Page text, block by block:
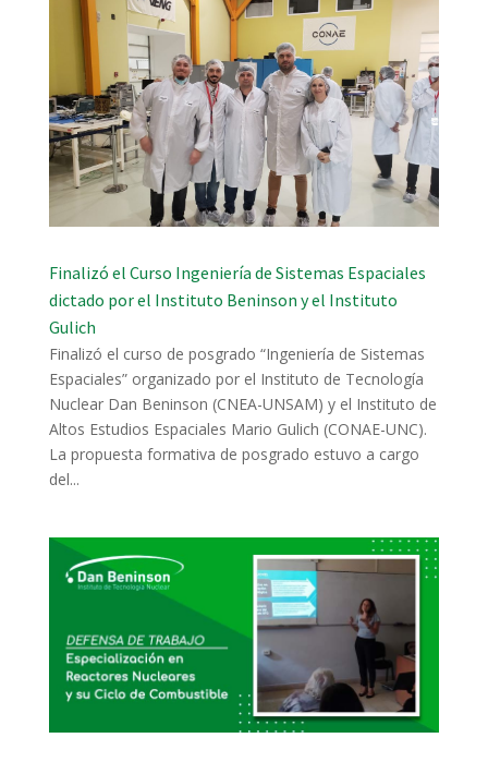
Finalizó el Curso Ingeniería de Sistemas Espaciales
dictado por el Instituto Beninson y el Instituto
Gulich
Finalizó el curso de posgrado “Ingeniería de Sistemas
Espaciales” organizado por el Instituto de Tecnología
Nuclear Dan Beninson (CNEA-UNSAM) y el Instituto de
Altos Estudios Espaciales Mario Gulich (CONAE-UNC).
La propuesta formativa de posgrado estuvo a cargo
del...